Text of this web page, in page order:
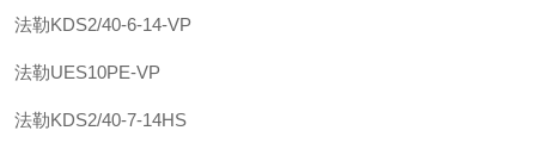
法勒KDS2/40-6-14-VP
法勒UES10PE-VP
法勒KDS2/40-7-14HS